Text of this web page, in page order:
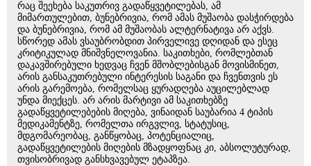
რაც შეეხება საკუთრივ გადაწყვეტილებას, ამ
მიმართულებით, ბუნებრივია, რომ ამას მუშაობა დასჭირდება
და ბუნებრივია, რომ ამ მუშაობას ალტერნატივა არ აქვს.
სწორედ ამას ვსაუბრობდით პირველივე დღიდან და ესეც
კრიტიკულად მნიშვნელოვანია. საკითხები, რომლებთან
დაკავშირებული ხედვაც ჩვენ მშობლებისგან მოვისმინეთ,
არის განსაკუთრებული ინტერესის საგანი და ჩვენთვის ეს
არის გარემოება, რომელსაც ყურადღება აუცილებლად
უნდა მიექცეს. არ არის მარტივი ამ საკითხებზე
გადაწყვეტილებების მიღება, ვინაიდან საუბარია 4 ტიპის
მედიკამენტზე, რომელთა ირგვლივ, სტატუსიც,
მდგომარეობაც, განწყობაც, პოტენციალიც,
გადაწყვეტილების მიღების მზადყოფნაც კი, აბსოლუტურად,
თვისობრივად განსხვავებულ ეტაპზეა.